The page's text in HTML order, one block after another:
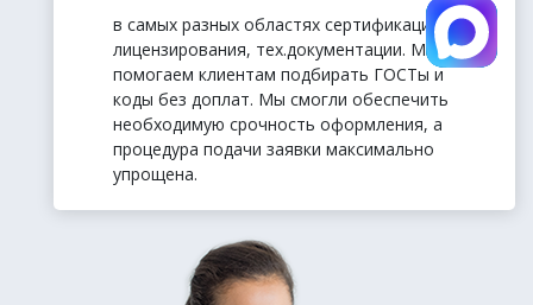
в самых разных областях сертификации,
лицензирования, тех.документации. Мы
помогаем клиентам подбирать ГОСТы и
коды без доплат. Мы смогли обеспечить
необходимую срочность оформления, а
процедура подачи заявки максимально
упрощена.